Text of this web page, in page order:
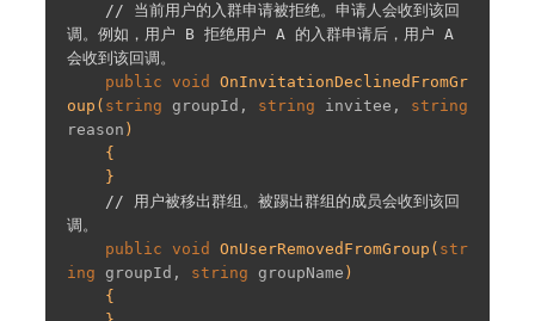
// 当前用户的入群申请被拒绝。申请人会收到该回
调。例如，用户 B 拒绝用户 A 的入群申请后，用户 A
会收到该回调。
public void
OnInvitationDeclinedFromGr
oup ( string groupId, string invitee, string
reason )
{
// 用户被移出群组。被踢出群组的成员会收到该回
调。
public void OnUserRemovedFromGroup ( str
ing groupId, string groupName )
{